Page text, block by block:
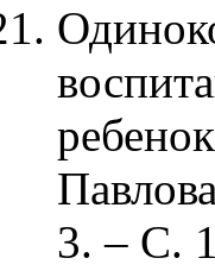
3. – С.